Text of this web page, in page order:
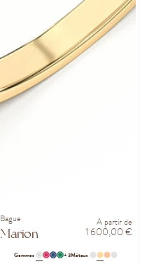
Bague
Marion
À partir de
1 600,00 €
Gemmes + 3Métaux